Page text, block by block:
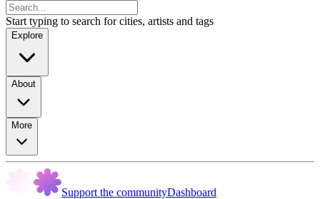
Start typing to search for cities, artists and tags
Explore
About
More
Support the communityDashboard